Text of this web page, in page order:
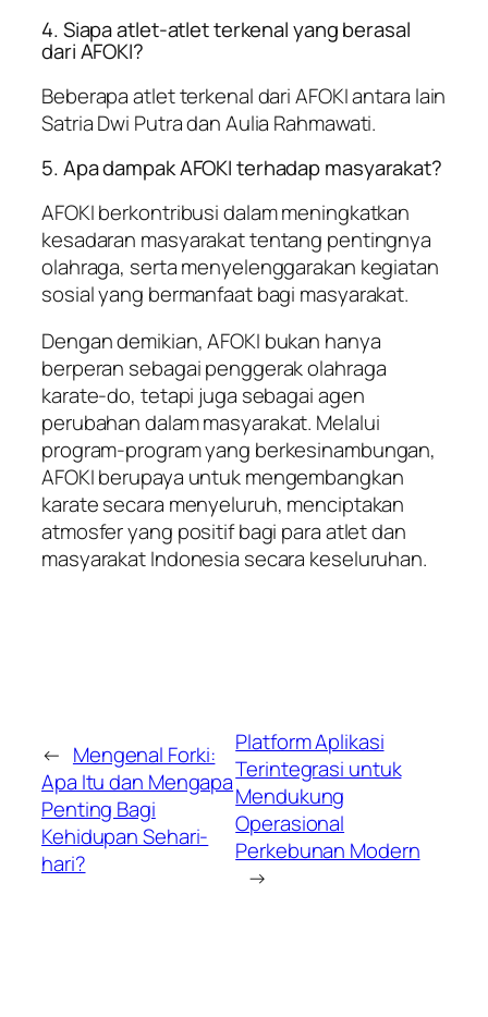
4. Siapa atlet-atlet terkenal yang berasal
dari AFOKI?
Beberapa atlet terkenal dari AFOKI antara lain
Satria Dwi Putra dan Aulia Rahmawati.
5. Apa dampak AFOKI terhadap masyarakat?
AFOKI berkontribusi dalam meningkatkan
kesadaran masyarakat tentang pentingnya
olahraga, serta menyelenggarakan kegiatan
sosial yang bermanfaat bagi masyarakat.
Dengan demikian, AFOKI bukan hanya
berperan sebagai penggerak olahraga
karate-do, tetapi juga sebagai agen
perubahan dalam masyarakat. Melalui
program-program yang berkesinambungan,
AFOKI berupaya untuk mengembangkan
karate secara menyeluruh, menciptakan
atmosfer yang positif bagi para atlet dan
masyarakat Indonesia secara keseluruhan.
← Mengenal Forki:
Apa Itu dan Mengapa
Penting Bagi
Kehidupan Sehari-
hari?
Platform Aplikasi
Terintegrasi untuk
Mendukung
Operasional
Perkebunan Modern
→